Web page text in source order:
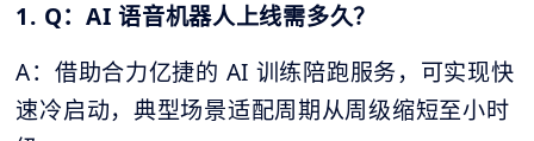
1. Q：AI 语音机器人上线需多久？
A：借助合力亿捷的 AI 训练陪跑服务，可实现快
速冷启动，典型场景适配周期从周级缩短至小时